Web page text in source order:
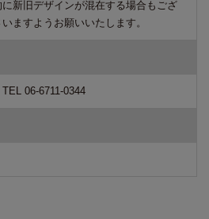
新旧デザインが混在する場合もござ
ますようお願いいたします。
06-6711-0344